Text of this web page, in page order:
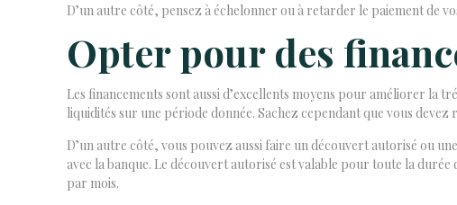
D’un autre côté, pensez à échelonner ou à retarder le paiement de
Opter pour des
Les financements sont aussi d’excellents moyens pour améliorer
liquidités sur une période donnée. Sachez cependant que vous
D’un autre côté, vous pouvez aussi faire un découvert autorisé ou
avec la banque. Le découvert autorisé est valable pour toute la
par mois.